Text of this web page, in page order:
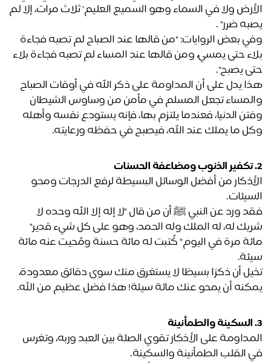
الأرض ولا في السماء وهو السميع العليم' ثلاث مرات، إلا لم
ضرر" .
وفي بعض الروايات: "من قالها عند الصباح لم تصبه فجاءة
بلاء حتى يمسي، ومن قالها عند المساء لم تصبه فجاءة بلاء
يصبح".
هذا يدل على أن المداومة على ذكر الله في أوقات الصباح
والمساء تجعل المسلم في مأمن من وساوس الشيطان
وفتن الدنيا، فعندما يلتزم بها، فإنه يستودع نفسه وأهله
ما يملك عند الله، فيصبح في حفظه ورعايته.
الأذكار من أفضل الوسائل البسيطة لرفع الدرجات ومحو
فقد ورد عن النبي ﷺ أن من قال "لا إله إلا الله وحده لا
شريك له، له الملك وله الحمد، وهو على كل شيء قدير"
مائة مرة في اليوم" كُتبت له مائة حسنة ومُحيت عنه مائة
تخيل أن ذكرًا بسيطًا لا يستغرق منك سوى دقائق معدودة،
أن يمحو عنك مائة سيئة! هذا فضل عظيم من الله.
المداومة على الأذكار تقوي الصلة بين العبد وربه، وتغرس
القلب الطمأنينة والسكينة.